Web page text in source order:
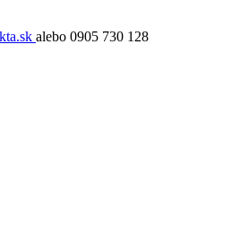
alebo 0905 730 128